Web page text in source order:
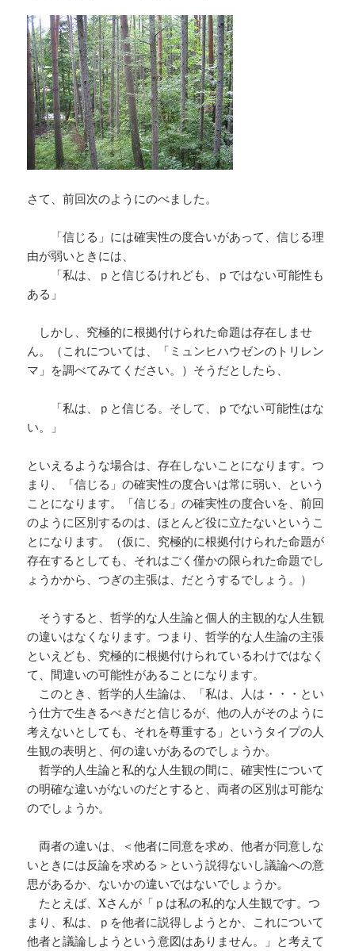
さて、前回次のようにのべました。
「信じる」には確実性の度合いがあって、信じる理
由が弱いときには、
「私は、ｐと信じるけれども、ｐではない可能性も
ある」
しかし、究極的に根拠付けられた命題は存在しませ
ん。（これについては、「ミュンヒハウゼンのトリレン
マ」を調べてみてください。）そうだとしたら、
「私は、ｐと信じる。そして、ｐでない可能性はな
い。」
といえるような場合は、存在しないことになります。つ
まり、「信じる」の確実性の度合いは常に弱い、という
ことになります。「信じる」の確実性の度合いを、前回
のように区別するのは、ほとんど役に立たないというこ
とになります。（仮に、究極的に根拠付けられた命題が
存在するとしても、それはごく僅かの限られた命題でし
ょうかから、つぎの主張は、だとうするでしょう。）
そうすると、哲学的な人生論と個人的主観的な人生観
の違いはなくなります。つまり、哲学的な人生論の主張
といえども、究極的に根拠付けられているわけではなく
て、間違いの可能性があることになります。
このとき、哲学的人生論は、「私は、人は・・・とい
う仕方で生きるべきだと信じるが、他の人がそのように
考えないとしても、それを尊重する」というタイプの人
生観の表明と、何の違いがあるのでしょうか。
哲学的人生論と私的な人生観の間に、確実性について
の明確な違いがないのだとすると、両者の区別は可能な
のでしょうか。
両者の違いは、＜他者に同意を求め、他者が同意しな
いときには反論を求める＞という説得ないし議論への意
思があるか、ないかの違いではないでしょうか。
たとえば、Xさんが「ｐは私の私的な人生観です。つ
まり、私は、ｐを他者に説得しようとか、これについて
他者と議論しようという意図はありません。」と考えて